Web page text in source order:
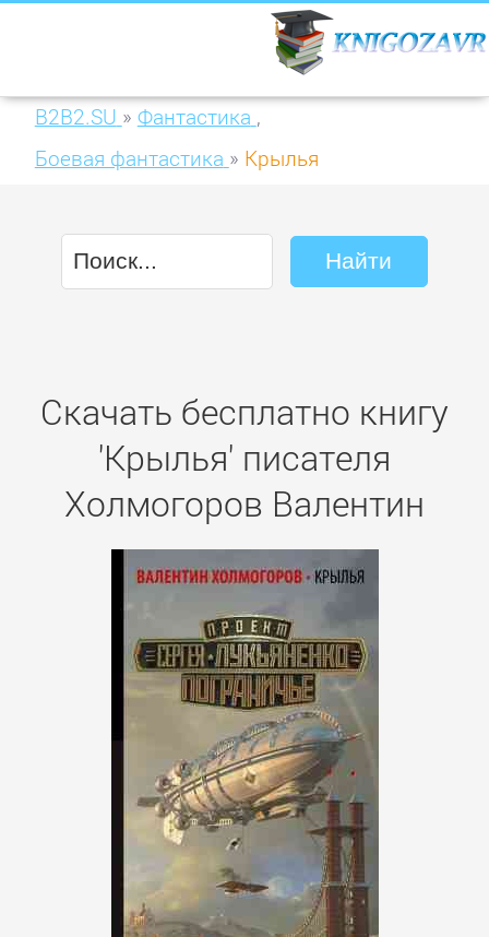
B2B2.SU » Фантастика ,
Боевая фантастика » Крылья
Скачать бесплатно книгу
'Крылья' писателя
Холмогоров Валентин